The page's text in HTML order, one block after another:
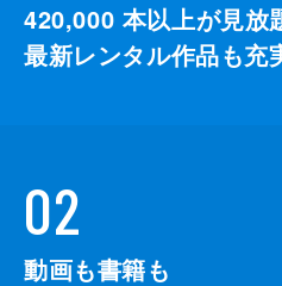
420,000 本以上が見放
最新レンタル作品も充
02
動画も書籍も